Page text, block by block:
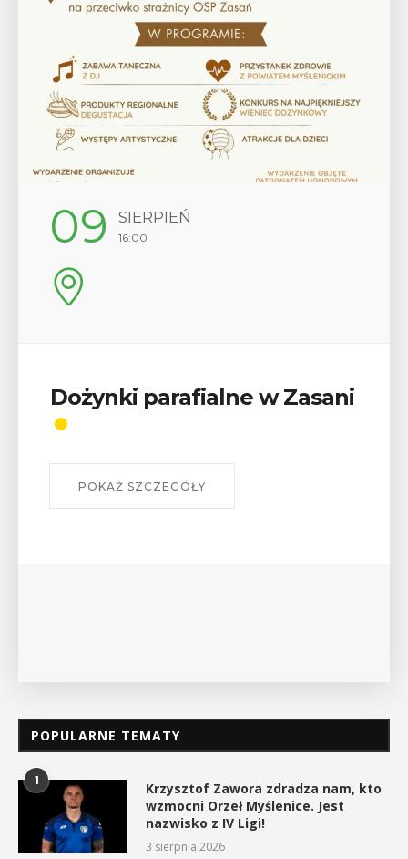
09 SIERPIEŃ
16:00
Dożynki parafialne w Zasani
POKAŻ SZCZEGÓŁY
POPULARNE TEMATY
1
Krzysztof Zawora zdradza nam, kto
wzmocni Orzeł Myślenice. Jest
nazwisko z IV Ligi!
3 sierpnia 2026